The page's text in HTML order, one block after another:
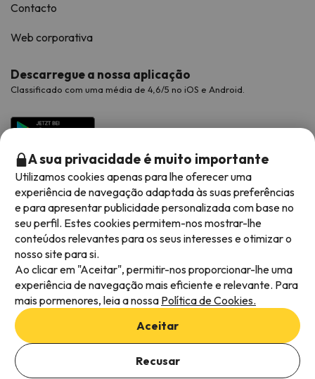
Adicionar datas para verificar a disponibilidade
Contacto
Web corporativa
Descarregue a nossa aplicação
Classificado com uma média de 4,6/5 no iOS e Android.
Métodos de pagamento disponíveis
Termos e condições gerais
Privacidade dos dados
Política de cookies
A sua privacidade é muito importante
Utilizamos cookies apenas para lhe oferecer uma
experiência de navegação adaptada às suas preferências
e para apresentar publicidade personalizada com base no
seu perfil. Estes cookies permitem-nos mostrar-lhe
conteúdos relevantes para os seus interesses e otimizar o
nosso site para si.
Ao clicar em "Aceitar", permitir-nos proporcionar-lhe uma
experiência de navegação mais eficiente e relevante. Para
mais pormenores, leia a nossa Política de Cookies.
Aceitar
Recusar